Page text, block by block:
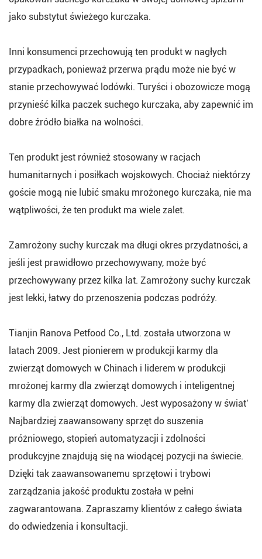
jako substytut świeżego kurczaka.
Inni konsumenci przechowują ten produkt w nagłych
przypadkach, ponieważ przerwa prądu może nie być w
stanie przechowywać lodówki. Turyści i obozowicze mogą
przynieść kilka paczek suchego kurczaka, aby zapewnić im
dobre źródło białka na wolności.
Ten produkt jest również stosowany w racjach
humanitarnych i posiłkach wojskowych. Chociaż niektórzy
goście mogą nie lubić smaku mrożonego kurczaka, nie ma
wątpliwości, że ten produkt ma wiele zalet.
Zamrożony suchy kurczak ma długi okres przydatności, a
jeśli jest prawidłowo przechowywany, może być
przechowywany przez kilka lat. Zamrożony suchy kurczak
jest lekki, łatwy do przenoszenia podczas podróży.
Tianjin Ranova Petfood Co., Ltd. została utworzona w
latach 2009. Jest pionierem w produkcji karmy dla
zwierząt domowych w Chinach i liderem w produkcji
mrożonej karmy dla zwierząt domowych i inteligentnej
karmy dla zwierząt domowych. Jest wyposażony w świat'
Najbardziej zaawansowany sprzęt do suszenia
próżniowego, stopień automatyzacji i zdolności
produkcyjne znajdują się na wiodącej pozycji na świecie.
Dzięki tak zaawansowanemu sprzętowi i trybowi
zarządzania jakość produktu została w pełni
zagwarantowana. Zapraszamy klientów z całego świata
do odwiedzenia i konsultacji.